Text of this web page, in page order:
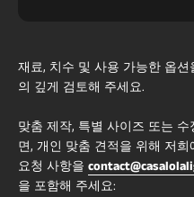
재료, 치수 및 사용 가능한 옵
의 깊게 검토해 주세요.
맞춤 제작, 특별 사이즈 또는
면, 개인 맞춤 견적을 위해 저
요청 사항을
을 포함해 주세요: